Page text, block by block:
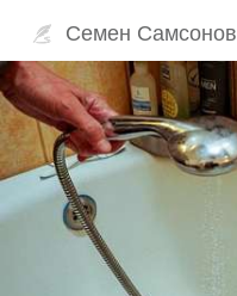
Семен Самсонов